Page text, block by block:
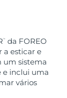
™
da FOREO
a esticar e
um sistema
e inclui uma
vários